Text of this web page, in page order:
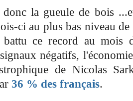
donc la gueule de bois
ci au plus bas niveau
battu ce record au mois
négatifs,
de Nicolas
36 % des français.